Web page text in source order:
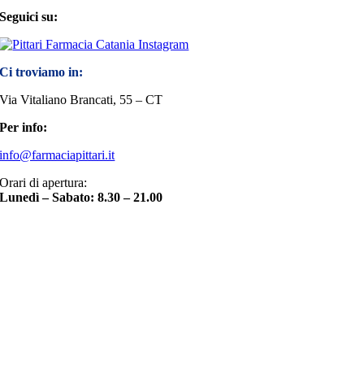
Seguici su:
Ci troviamo in:
Via Vitaliano Brancati, 55 – CT
Per info:
info@farmaciapittari.it
Orari di apertura:
Lunedì – Sabato: 8.30 – 21.00